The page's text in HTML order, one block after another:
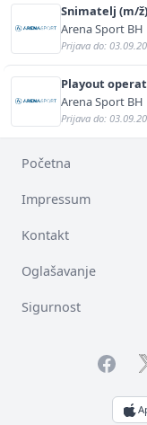
Snimatelj (m/ž)
Arena Sport BH
Prijava do:
Playout
Arena Sport BH
Prijava do:
Početna
Impressum
Kontakt
Oglašavanje
Sigurnost